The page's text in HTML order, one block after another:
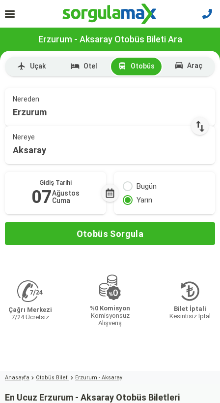
Erzurum - Aksaray Otobüs Bileti Ara
Uçak Otel Otobüs Araç
Nereden
Erzurum
Nereye
Aksaray
Gidiş Tarihi
07Ağustos
Cuma
Bugün
Yarın
Otobüs Sorgula
Çağrı Merkezi
7/24 Ücretsiz
%0 Komisyon
Komisyonsuz
Alışveriş
Bilet İptali
Kesintisiz İptal
Anasayfa Otobüs Bileti Erzurum - Aksaray
En Ucuz Erzurum - Aksaray Otobüs Biletleri